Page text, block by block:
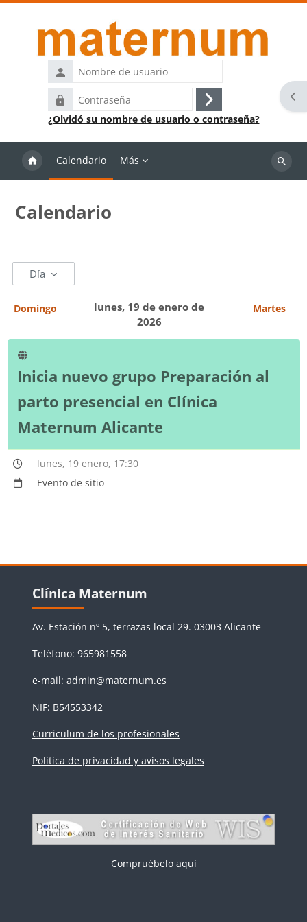
Nombre
de
usuario
Contraseña
Acceder
¿Olvidó su nombre de usuario o contraseña?
Calendario Más
Buscar
Calendario
Día
Domingo
lunes, 19 de enero de
2026
Martes
Inicia nuevo grupo Preparación al
parto presencial en Clínica
Maternum Alicante
lunes, 19 enero, 17:30
Evento de sitio
Bloques
Clínica Maternum
Av. Estación nº 5, terrazas local 29. 03003 Alicante
Teléfono: 965981558
e-mail: admin@maternum.es
NIF: B54553342
Curriculum de los profesionales
Politica de privacidad y avisos legales
Compruébelo aquí